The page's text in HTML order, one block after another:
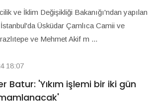
ve İklim Değişikliği Bakanığı'ndan yapılan
Üsküdar Çamlıca Camii ve
ve Mehmet Akif m ...
18:07
Batur: 'Yıkım işlemi bir iki gün